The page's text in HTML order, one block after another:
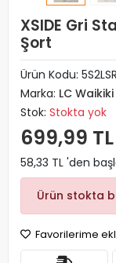
XSIDE Gri
Şort
Ürün Kodu:
Marka: LC Waikiki
Stok: Stokta yok
699,99 TL
58,33 TL 'den
Ürün stokta
Favorilerime